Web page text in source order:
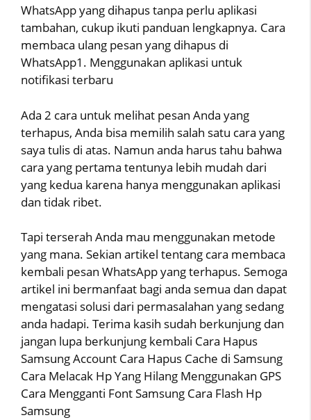
WhatsApp yang dihapus tanpa perlu aplikasi
tambahan, cukup ikuti panduan lengkapnya. Cara
membaca ulang pesan yang dihapus di
WhatsApp1. Menggunakan aplikasi untuk
notifikasi terbaru
Ada 2 cara untuk melihat pesan Anda yang
terhapus, Anda bisa memilih salah satu cara yang
saya tulis di atas. Namun anda harus tahu bahwa
cara yang pertama tentunya lebih mudah dari
yang kedua karena hanya menggunakan aplikasi
dan tidak ribet.
Tapi terserah Anda mau menggunakan metode
yang mana. Sekian artikel tentang cara membaca
kembali pesan WhatsApp yang terhapus. Semoga
artikel ini bermanfaat bagi anda semua dan dapat
mengatasi solusi dari permasalahan yang sedang
anda hadapi. Terima kasih sudah berkunjung dan
jangan lupa berkunjung kembali Cara Hapus
Samsung Account Cara Hapus Cache di Samsung
Cara Melacak Hp Yang Hilang Menggunakan GPS
Cara Mengganti Font Samsung Cara Flash Hp
Samsung